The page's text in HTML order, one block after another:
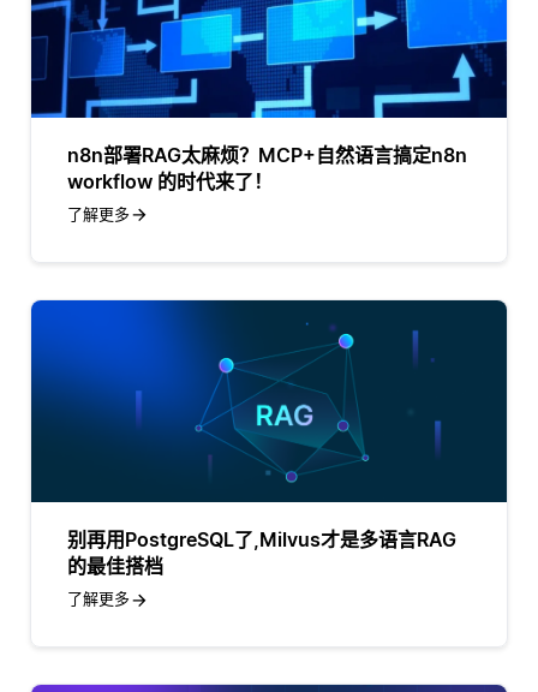
n8n部署RAG太麻烦？MCP+自然语言搞定n8n
workflow 的时代来了！
了解更多
别再用PostgreSQL了,Milvus才是多语言RAG
的最佳搭档
了解更多